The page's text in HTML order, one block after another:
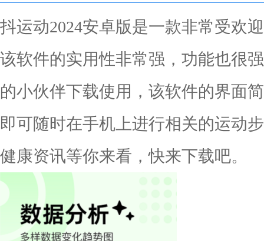
抖运动2024安卓版是一款非常受欢
该软件的实用性非常强，功能也很
的小伙伴下载使用，该软件的界面
即可随时在手机上进行相关的运动
健康资讯等你来看，快来下载吧。